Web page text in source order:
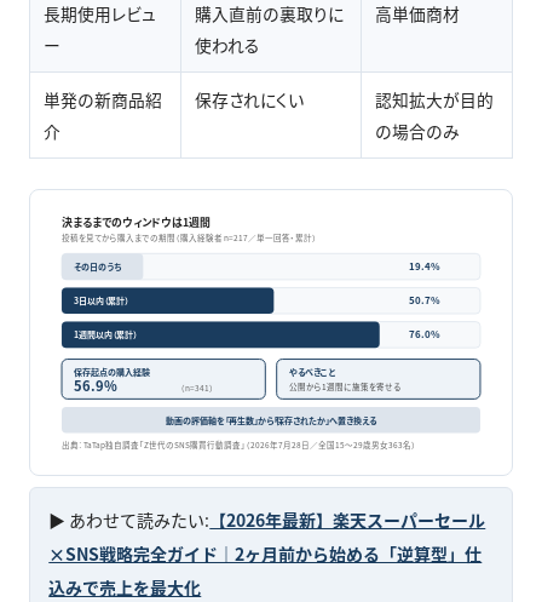
長期使用レビュ
ー
購入直前の裏取りに
使われる
高単価商材
単発の新商品紹
介
保存されにくい
認知拡大が目的
の場合のみ
決まるまでのウィンドウは1週間
投稿を見てから購入までの期間（購入経験者 n=217／単一回答・累計）
その日のうち 19.4%
3日以内（累計） 50.7%
1週間以内（累計） 76.0%
保存起点の購入経験
56.9% （n=341）
やるべきこと
公開から1週間に施策を寄せる
動画の評価軸を「再生数」から「保存されたか」へ置き換える
出典：TaTap独自調査「Z世代のSNS購買行動調査」（2026年7月28日／全国15〜29歳男女363名）
▶ あわせて読みたい: 【2026年最新】楽天スーパーセール
×SNS戦略完全ガイド｜2ヶ月前から始める「逆算型」仕
込みで売上を最大化